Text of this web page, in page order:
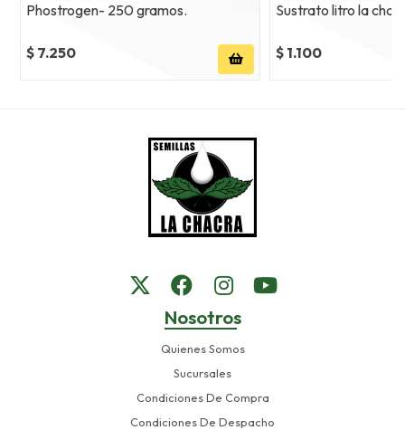
Phostrogen- 250 gramos.
$ 7.250
Sustrato litro la
$ 1.100
Nosotros
Quienes Somos
Sucursales
Condiciones De Compra
Condiciones De Despacho